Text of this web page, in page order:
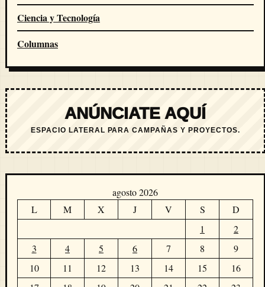
Ciencia y Tecnología
Columnas
ANÚNCIATE AQUÍ
ESPACIO LATERAL PARA CAMPAÑAS Y PROYECTOS.
agosto 2026
L
M X J V S
D
1
2
3
4 5 6 7 8
9
10
11 12 13 14 15
16